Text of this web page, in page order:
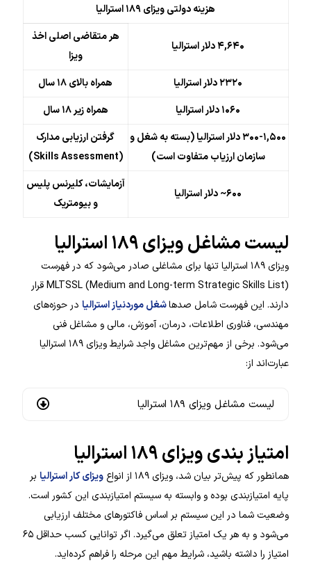
هزینه دولتی ویزای ۱۸۹ استرالیا
۴,۶۴۰ دلار استرالیا
هر متقاضی اصلی اخذ
ویزا
۲۳۲۰ دلار استرالیا
همراه بالای ۱۸ سال
۱۰۶۰ دلار استرالیا
همراه زیر ۱۸ سال
۳۰۰-۱,۵۰۰ دلار استرالیا (بسته به شغل و
سازمان ارزیاب متفاوت است)
گرفتن ارزیابی مدارک
(Skills Assessment)
۶۰۰~ دلار استرالیا
آزمایشات، کلیرنس پلیس
و بیومتریک
لیست مشاغل ویزای ۱۸۹ استرالیا
ویزای ۱۸۹ استرالیا تنها برای مشاغلی صادر می‌شود که در فهرست
MLTSSL (Medium and Long-term Strategic Skills List) قرار
دارند. این فهرست شامل صدهاشغل موردنیاز استرالیا در حوزه‌های
مهندسی، فناوری اطلاعات، درمان، آموزش، مالی و مشاغل فنی
می‌شود. برخی از مهم‌ترین مشاغل واجد شرایط ویزای ۱۸۹ استرالیا
عبارت‌اند از:
لیست مشاغل ویزای ۱۸۹ استرالیا
امتیاز بندی ویزای ۱۸۹ استرالیا
همانطور که پیش‌تر بیان شد، ویزای ۱۸۹ از انواع ویزای کار استرالیا بر
پایه امتیازبندی بوده و وابسته به سیستم امتیازبندی این کشور است.
وضعیت شما در این سیستم بر اساس فاکتورهای مختلف ارزیابی
می‌شود و به هر یک امتیاز تعلق می‌گیرد. اگر توانایی کسب حداقل ۶۵
امتیاز را داشته باشید، شرایط مهم این مرحله را فراهم کرده‌اید.